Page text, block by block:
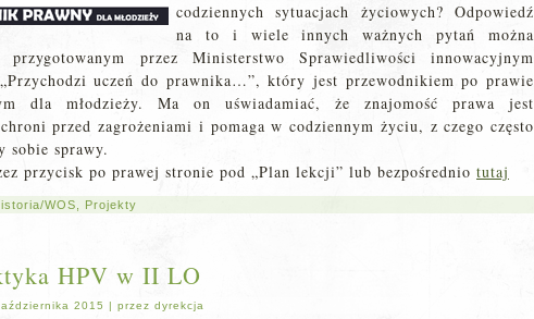
codziennych sytuacjach życiowych? Odpowiedź
na to i wiele innych ważnych pytań można
przez Ministerstwo Sprawiedliwości innowacyjnym
uczeń do prawnika…”, który jest przewodnikiem po prawie
dla młodzieży. Ma on uświadamiać, że znajomość prawa jest
przed zagrożeniami i pomaga w codziennym życiu, z czego często
sobie sprawy.
przycisk po prawej stronie pod „Plan lekcji” lub bezpośrednio tutaj
WOS Projekty
HPV w II LO
2015 | przez dyrekcja